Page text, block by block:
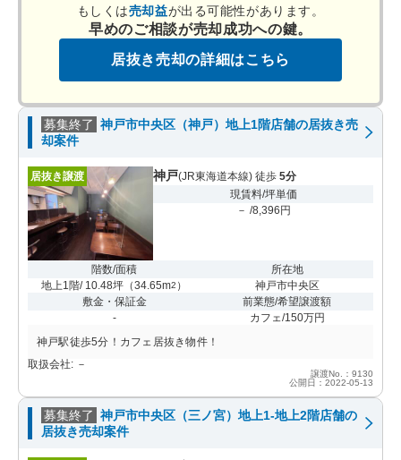
もしくは売却益が出る可能性があります。
早めのご相談が売却成功への鍵。
居抜き売却の詳細はこちら
募集終了 神戸市中央区（神戸）地上1階店舗の居抜き売
却案件
居抜き譲渡 神戸(JR東海道本線) 徒歩 5分
現賃料/坪単価
－ /8,396円
階数/面積
地上1階/ 10.48坪 （34.65m2 ）
所在地
神戸市中央区
敷金・保証金
-
前業態/希望譲渡額
カフェ/150万円
神戸駅徒歩5分！カフェ居抜き物件！
取扱会社: －
譲渡No.：9130
公開日：2022-05-13
募集終了 神戸市中央区（三ノ宮）地上1-地上2階店舗の
居抜き売却案件